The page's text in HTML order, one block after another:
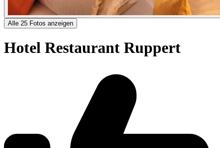
Alle 25 Fotos anzeigen
Hotel Restaurant Ruppert